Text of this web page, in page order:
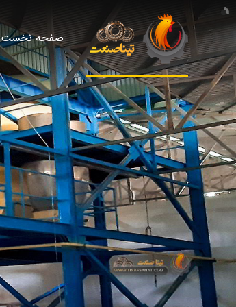
صفحه نخست